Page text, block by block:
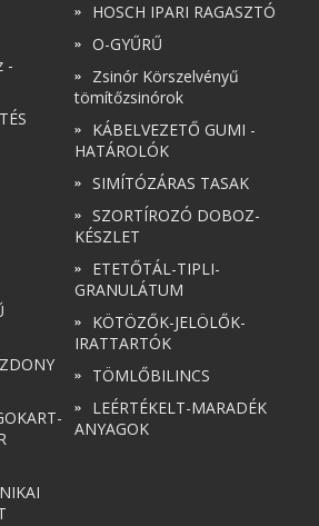
-
HOSCH IPARI RAGASZTÓ
O-GYŰRŰ
Zsinór Körszelvényű
tömítőzsinórok
KÁBELVEZETŐ GUMI -
HATÁROLÓK
SIMÍTÓZÁRAS TASAK
SZORTÍROZÓ DOBOZ-
KÉSZLET
ETETŐTÁL-TIPLI-
GRANULÁTUM
KÖTÖZŐK-JELÖLŐK-
IRATTARTÓK
TÖMLŐBILINCS
LEÉRTÉKELT-MARADÉK
ANYAGOK